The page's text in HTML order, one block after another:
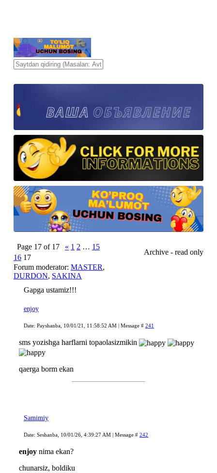
Page 17 of 17 « 1 2 … 15
16 17
Archive - read only
Forum moderator: MASTER,
DURDON, SAKINA
Gapga ustamiz!!!
enjoy
Date: Payshanba, 10/01/21, 11:58:52 AM | Message # 241
sms yozishga harflarni topaolasizmikin
qaerga borm ekan
Samimiy
Date: Seshanba, 10/01/26, 4:39:27 AM | Message # 242
enjoy nima ekan?
chunarsiz, boldiku